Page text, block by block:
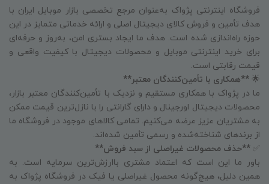
فروشگاه اینترنتی پژواک به‌عنوان مرجع تخصصی بازار موبایل ایران با
هدف تأمین و فروش کالای دیجیتال اصلی و ارائه خدماتی متمایز در این
حوزه راه‌اندازی شده است. هدف ما ایجاد بستری امن، به‌روز و حرفه‌ای
برای خرید اینترنتی موبایل و محصولات دیجیتال با کیفیت واقعی و
قیمت رقابتی است.
🌟 **همکاری با تأمین‌کنندگان معتبر**
ما در پژواک با همکاری مستقیم و نزدیک با تأمین‌کنندگان معتبر بازار،
محصولات دیجیتال اورجینال و دارای گارانتی را با نازل‌ترین قیمت ممکن
به مشتریان عزیز عرضه می‌کنیم. تمامی کالاهای موجود در فروشگاه ما
از برندهای شناخته‌شده و رسمی تأمین شده‌اند.
✅ **حذف محصولات غیراصلی از سبد فروش**
باور ما این است که اعتماد مشتری باارزش‌ترین سرمایه است. به
همین دلیل، هیچ‌گونه محصول غیراصلی یا فیک در فروشگاه پژواک به